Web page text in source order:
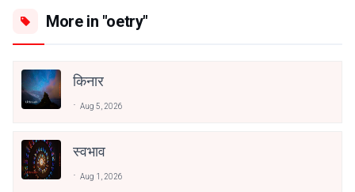
More in "oetry"
किनार
Aug 5, 2026
स्वभाव
Aug 1, 2026